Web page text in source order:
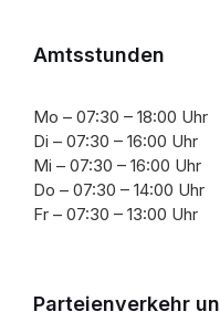
Amtsstunden
Mo – 07:30 – 18:00 Uhr
Di – 07:30 – 16:00 Uhr
Mi – 07:30 – 16:00 Uhr
Do – 07:30 – 14:00 Uhr
Fr – 07:30 – 13:00 Uhr
Parteienverkehr